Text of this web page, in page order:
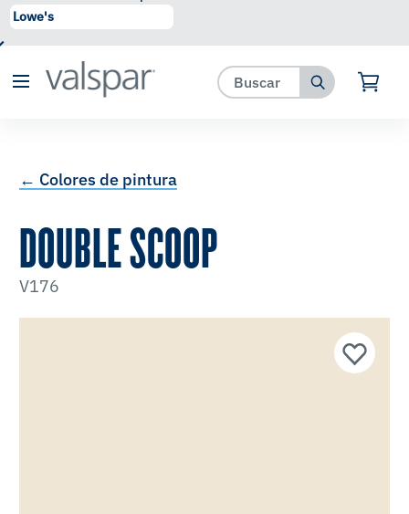
se ha agregado a favoritos.
← Colores de pintura
DOUBLE SCOOP
V176